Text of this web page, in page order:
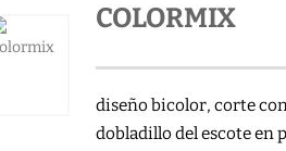
COLORMIX
diseño bicolor, corte
dobladillo del escote en